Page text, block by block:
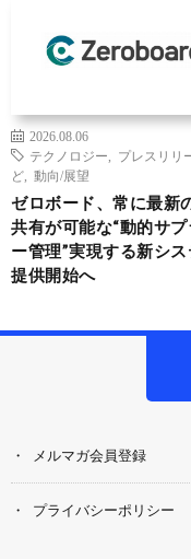
2026.08.06
テクノロジー
プレスリリ
ど
動向/展望
ゼロボード、常に最新
共有が可能な“動的サ
ー管理”実現する新シ
提供開始へ
メルマガ会員登録
プライバシーポリシー